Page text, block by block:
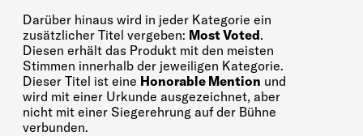
Darüber hinaus wird in jeder Kategorie ein
zusätzlicher Titel vergeben: Most Voted.
Diesen erhält das Produkt mit den meisten
Stimmen innerhalb der jeweiligen Kategorie.
Dieser Titel ist eine Honorable Mention und
wird mit einer Urkunde ausgezeichnet, aber
nicht mit einer Siegerehrung auf der Bühne
verbunden.